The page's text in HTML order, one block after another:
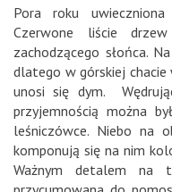
Pora roku
Czerwone liście
zachodzącego słońca.
dlatego w górskiej chacie
unosi się dym.
przyjemnością można
leśniczówce. Niebo na
komponują się na nim
Ważnym detalem na